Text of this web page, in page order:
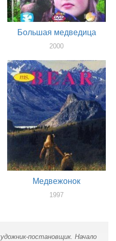
Большая медведица
2000
Медвежонок
1997
постановщик. Начало